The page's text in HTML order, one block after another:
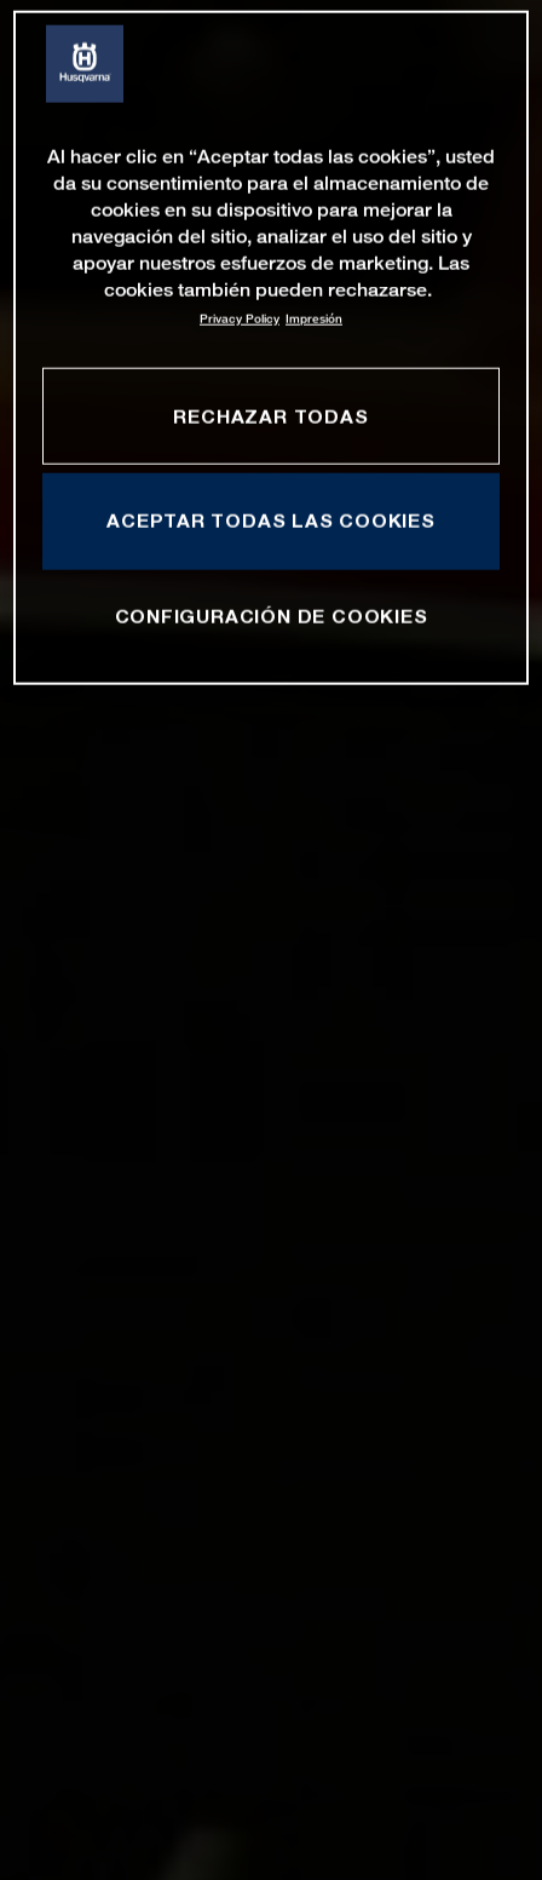
Al hacer clic en “Aceptar todas las cookies”, usted
da su consentimiento para el almacenamiento de
cookies en su dispositivo para mejorar la
navegación del sitio, analizar el uso del sitio y
apoyar nuestros esfuerzos de marketing. Las
cookies también pueden rechazarse.
Privacy Policy Impresión
RECHAZAR TODAS
ACEPTAR TODAS LAS COOKIES
CONFIGURACIÓN DE COOKIES